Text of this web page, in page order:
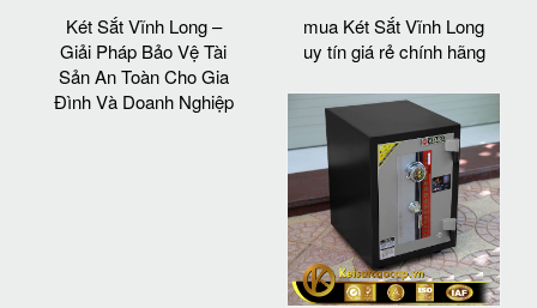
Két Sắt Vĩnh Long –
Giải Pháp Bảo Vệ Tài
Sản An Toàn Cho Gia
Đình Và Doanh Nghiệp
mua Két Sắt Vĩnh Long
uy tín giá rẻ chính hãng